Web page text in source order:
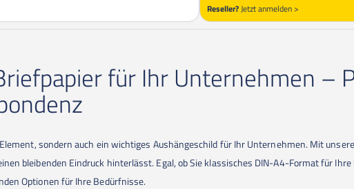
Reseller?Jetzt anmelden >
für Ihr Unternehmen –
sondern auch ein wichtiges Aushängeschild für Ihr Unternehmen. Mit
bleibenden Eindruck hinterlässt. Egal, ob Sie klassisches DIN-A4-Format für
Optionen für Ihre Bedürfnisse.